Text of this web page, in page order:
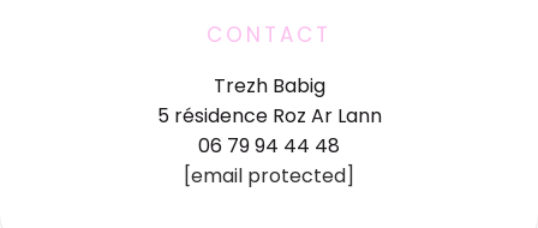
CONTACT
Trezh Babig
5 résidence Roz Ar Lann
06 79 94 44 48
[email protected]